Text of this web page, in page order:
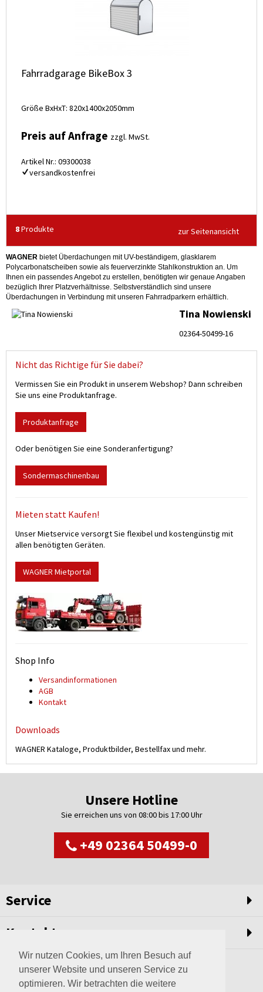
Wir nutzen Cookies, um Ihren Besuch auf
unserer Website und unseren Service zu
optimieren. Wir betrachten die weitere
Fahrradgarage BikeBox 3
Größe BxHxT: 820x1400x2050mm
Preis auf Anfrage zzgl. MwSt.
Artikel Nr.: 09300038
versandkostenfrei
8Produkte zur Seitenansicht
WAGNER bietet Überdachungen mit UV-beständigem, glasklarem
Polycarbonatscheiben sowie als feuerverzinkte Stahlkonstruktion an. Um
Ihnen ein passendes Angebot zu erstellen, benötigten wir genaue Angaben
bezüglich Ihrer Platzverhältnisse. Selbstverständlich sind unsere
Überdachungen in Verbindung mit unseren Fahrradparkern erhältlich.
Tina Nowienski
02364-50499-16
Nicht das Richtige für Sie dabei?
Vermissen Sie ein Produkt in unserem Webshop? Dann schreiben
Sie uns eine Produktanfrage.
Produktanfrage
Oder benötigen Sie eine Sonderanfertigung?
Sondermaschinenbau
Mieten statt Kaufen!
Unser Mietservice versorgt Sie flexibel und kostengünstig mit
allen benötigten Geräten.
WAGNER Mietportal
Shop Info
Versand­informationen
AGB
Kontakt
Downloads
WAGNER Kataloge, Produktbilder, Bestellfax und mehr.
Unsere Hotline
Sie erreichen uns von 08:00 bis 17:00 Uhr
+49 02364 50499-0
Service
Kontakt